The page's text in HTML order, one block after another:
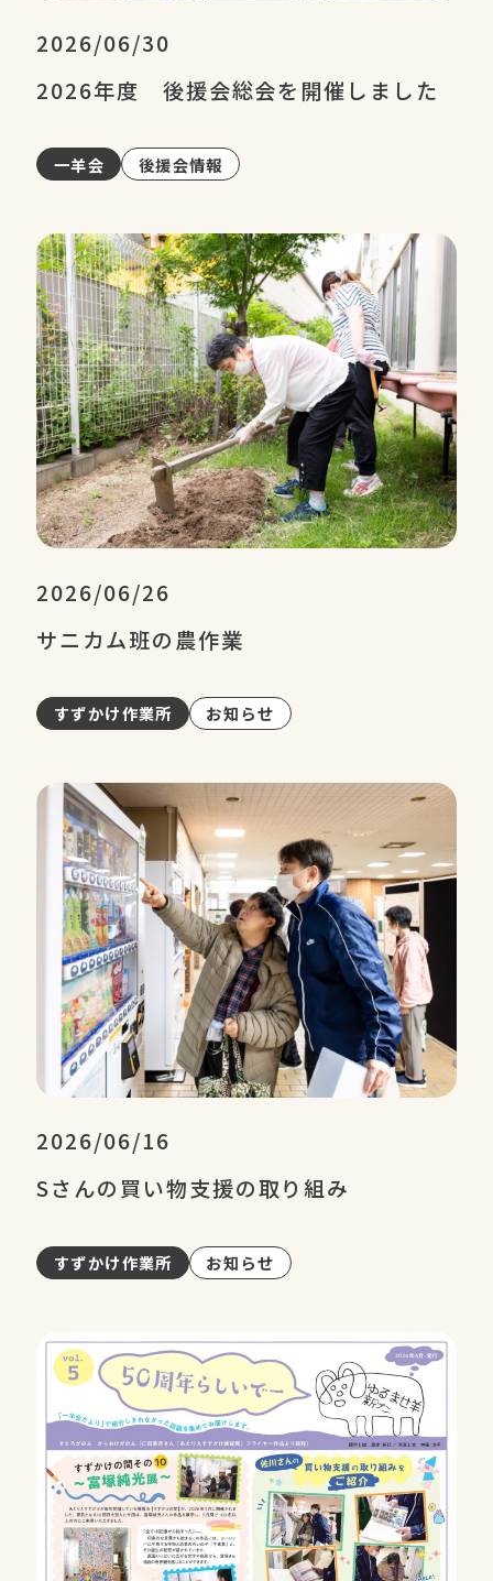
2026/06/30
2026年度 後援会総会を開催しました
一羊会 後援会情報
2026/06/26
サニカム班の農作業
すずかけ作業所 お知らせ
2026/06/16
Sさんの買い物支援の取り組み
すずかけ作業所 お知らせ